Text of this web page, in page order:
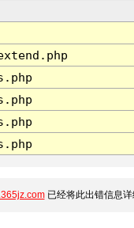
已经将此出错信息详